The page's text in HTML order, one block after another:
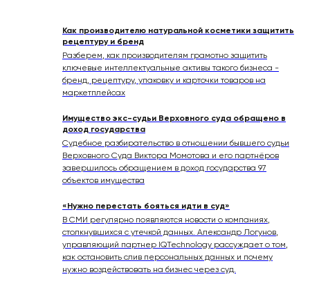
Как производителю натуральной косметики защитить
рецептуру и бренд
Разберем, как производителям грамотно защитить
ключевые интеллектуальные активы такого бизнеса -
бренд, рецептуру, упаковку и карточки товаров на
маркетплейсах
Имущество экс-судьи Верховного суда обращено в
доход государства
Судебное разбирательство в отношении бывшего судьи
Верховного Суда Виктора Момотова и его партнёров
завершилось обращением в доход государства 97
объектов имущества
«Нужно перестать бояться идти в суд»
В СМИ регулярно появляются новости о компаниях,
столкнувшихся с утечкой данных. Александр Логунов,
управляющий партнер IQTechnology рассуждает о том,
как остановить слив персональных данных и почему
нужно воздействовать на бизнес через суд.